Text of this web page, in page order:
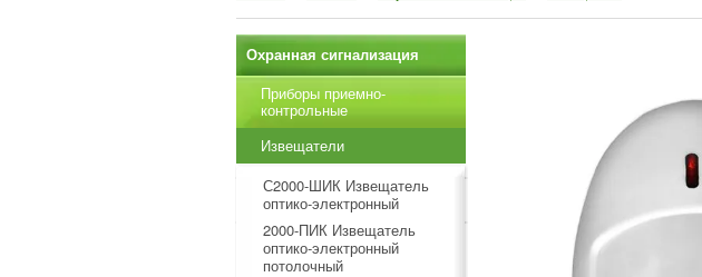
Охранная сигнализация
Приборы приемно-
контрольные
Извещатели
С2000-ШИК Извещатель
оптико-электронный
2000-ПИК Извещатель
оптико-электронный
потолочный